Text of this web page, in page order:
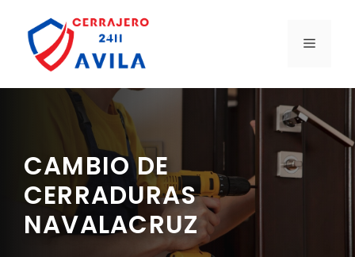
contenido
MENÚ
CAMBIO DE
CERRADURAS
NAVALACRUZ